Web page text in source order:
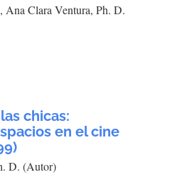
Clara Ventura, Ph. D.
chicas:
en el cine
D. (Autor)